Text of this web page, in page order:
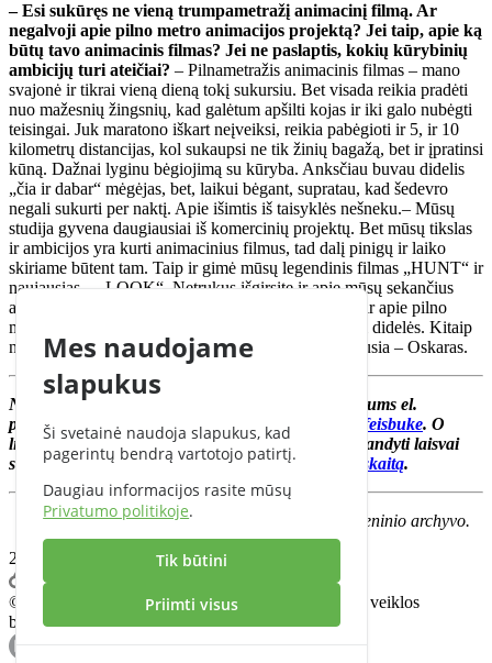
– Esi sukūręs ne vieną trumpametražį animacinį filmą. Ar
negalvoji apie pilno metro animacijos projektą? Jei taip, apie ką
būtų tavo animacinis filmas? Jei ne paslaptis, kokių kūrybinių
ambicijų turi ateičiai? – Pilnametražis animacinis filmas – mano
svajonė ir tikrai vieną dieną tokį sukursiu. Bet visada reikia pradėti
nuo mažesnių žingsnių, kad galėtum apšilti kojas ir iki galo nubėgti
teisingai. Juk maratono iškart neįveiksi, reikia pabėgioti ir 5, ir 10
kilometrų distancijas, kol sukaupsi ne tik žinių bagažą, bet ir įpratinsi
kūną. Dažnai lyginu bėgiojimą su kūryba. Anksčiau buvau didelis
„čia ir dabar“ mėgėjas, bet, laikui bėgant, supratau, kad šedevro
negali sukurti per naktį. Apie išimtis iš taisyklės nešneku.– Mūsų
studija gyvena daugiausiai iš komercinių projektų. Bet mūsų tikslas
ir ambicijos yra kurti animacinius filmus, tad dalį pinigų ir laiko
skiriame būtent tam. Taip ir gimė mūsų legendinis filmas „HUNT“ ir
naujausias – „LOOK“. Netrukus išgirsite ir apie mūsų sekančius
animacinius projektus. Esu įsitikinęs, kad ateityje – ir apie pilno
metražo animacinį filmą! O svajonės visada turi būti didelės. Kitaip
net neverta svajoti. Na, o mano ambicija pati didžiausia – Oskaras.
Norite pasidalinti savo sėkmės istorija? Rašykite mums el.
paštuinfo@cflow.lt arba siųskite asmeninę žinutę feisbuke. O
likusius „freelancerius“ kviečiame nemokamai išbandyti laisvai
samdomiems specialistams sukurtąelektroninę apskaitą.
Nuotraukos ir vaizdo įrašai – iš asmeninio archyvo.
2018.07.02
© 2026 CFlow.lt | Vienas įrankis visai individualios veiklos
buhalterijai
Mes naudojame
slapukus
Ši svetainė naudoja slapukus, kad
pagerintų bendrą vartotojo patirtį.
Daugiau informacijos rasite mūsų
Privatumo politikoje.
Tik būtini
Priimti visus